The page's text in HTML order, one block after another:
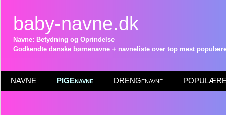
baby-navne.dk
Navne: Betydning og Oprindelse
Godkendte danske børnenavne + navneliste over top mest
NAVNE PIGEnavne DRENGenavne POPULÆRE